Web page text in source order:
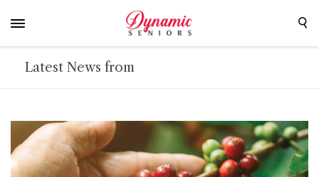
Latest News from